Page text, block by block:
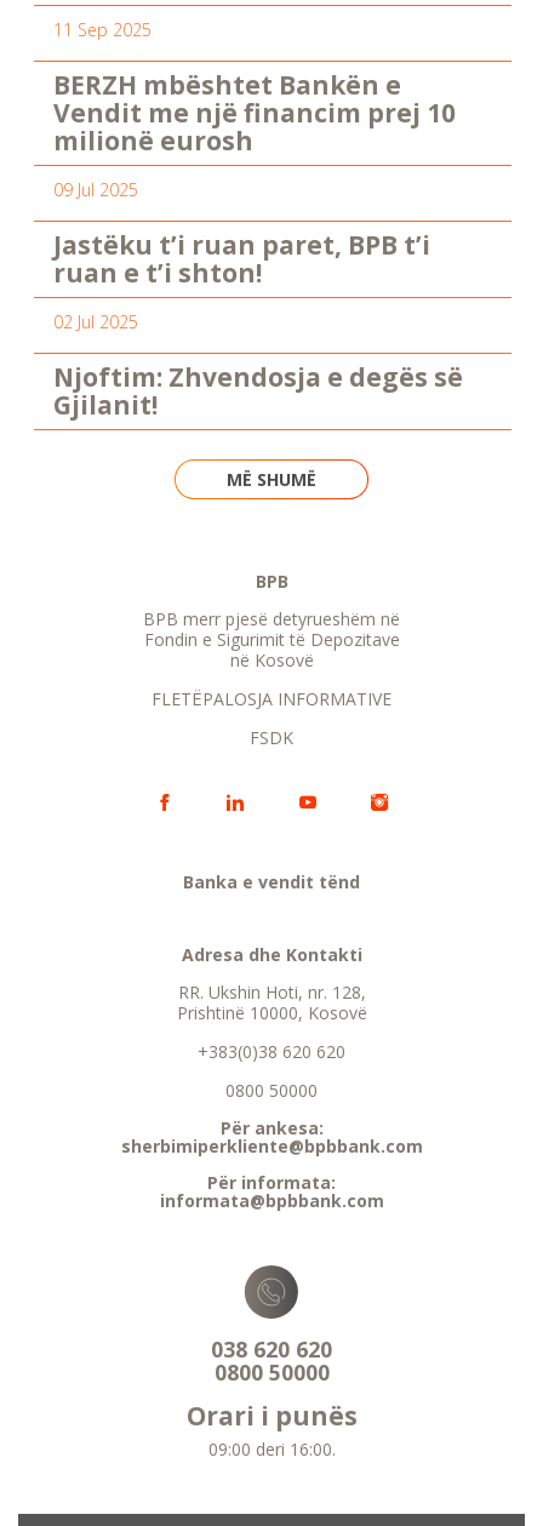
11 Sep 2025
BERZH mbështet Bankën e
Vendit me një financim prej 10
milionë eurosh
09 Jul 2025
Jastëku t’i ruan paret, BPB t’i
ruan e t’i shton!
02 Jul 2025
Njoftim: Zhvendosja e degës së
Gjilanit!
MË SHUMË
BPB
BPB merr pjesë detyrueshëm në
Fondin e Sigurimit të Depozitave
në Kosovë
FLETËPALOSJA INFORMATIVE
FSDK
Banka e vendit tënd
Adresa dhe Kontakti
RR. Ukshin Hoti, nr. 128,
Prishtinë 10000, Kosovë
+383(0)38 620 620
0800 50000
Për ankesa:
sherbimiperkliente@bpbbank.com
Për informata:
informata@bpbbank.com
038 620 620
0800 50000
Orari i punës
09:00 deri 16:00.